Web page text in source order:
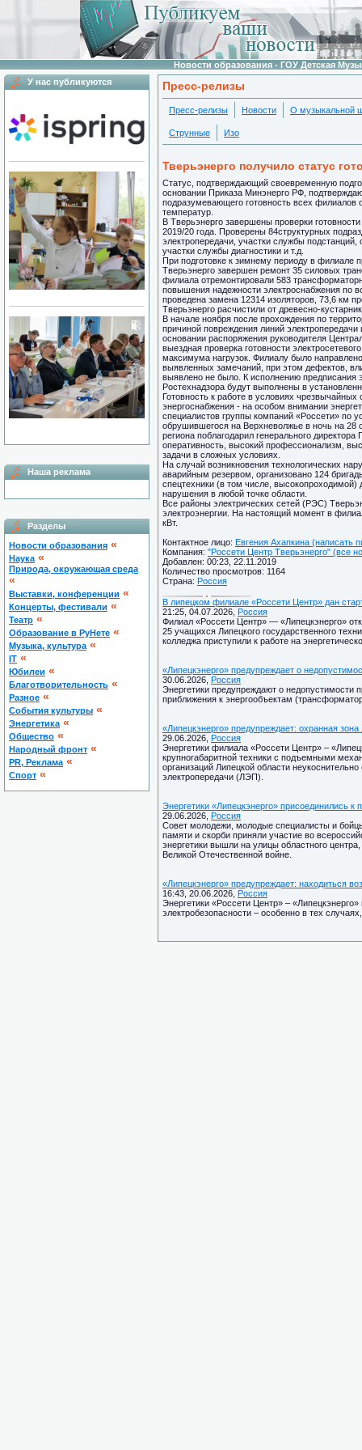
Новости образования - ГОУ Детская
У нас публикуются
Наша реклама
Разделы
Новости образования «
Наука «
Природа, окружающая среда
«
Выставки, конференции «
Концерты, фестивали «
Театр «
Образование в РуНете «
Музыка, культура «
IT «
Юбилеи «
Благотворительность «
Разное «
Cобытия культуры «
Энергетика «
Общество «
Народный фронт «
PR, Реклама «
Спорт «
Пресс-релизы
Пресс-релизы Новости О музыкальной
Струнные Изо
Тверьэнерго получило статус
Статус, подтверждающий своевременную
основании Приказа Минэнерго РФ,
подразумевающего готовность всех
температур.
В Тверьэнерго завершены проверки
2019/20 года. Проверены 84структурных
электропередачи, участки службы
участки службы диагностики и т.д.
При подготовке к зимнему периоду в филиале
Тверьэнерго завершен ремонт 35 силовых
филиала отремонтировали 583
повышения надежности электроснабжения по
проведена замена 12314 изоляторов, 73,6 км
Тверьэнерго расчистили от древесно-
В начале ноября после прохождения по
причиной повреждения линий
основании распоряжения руководителя
выездная проверка готовности
максимума нагрузок. Филиалу было
выявленных замечаний, при этом дефектов,
выявлено не было. К исполнению предписания
Ростехнадзора будут выполнены в
Готовность к работе в условиях
энергоснабжения - на особом внимании
специалистов группы компаний «Россети» по
обрушившегося на Верхневолжье в ночь на 28
региона поблагодарил генерального
оперативность, высокий профессионализм,
задачи в сложных условиях.
На случай возникновения технологических
аварийным резервом, организовано 124
спецтехники (в том числе, высокопроходимой)
нарушения в любой точке области.
Все районы электрических сетей (РЭС)
электроэнергии. На настоящий момент в
кВт.
Контактное лицо: Евгения Ахапкина (написать
Компания: "Россети Центр Тверьэнерго" (все
Добавлен: 00:23, 22.11.2019
Количество просмотров: 1164
Страна: Россия
В липецком филиале «Россети Центр» дан
21:25, 04.07.2026, Россия
Филиал «Россети Центр» — «Липецкэнерго»
25 учащихся Липецкого государственного
колледжа приступили к работе на
«Липецкэнерго» предупреждает о
30.06.2026, Россия
Энергетики предупреждают о недопустимости
приближения к энергообъектам
«Липецкэнерго» предупреждает: охранная
29.06.2026, Россия
Энергетики филиала «Россети Центр» –
крупногабаритной техники с подъемными
организаций Липецкой области
электропередачи (ЛЭП).
Энергетики «Липецкэнерго» присоединились к
29.06.2026, Россия
Совет молодежи, молодые специалисты и
памяти и скорби приняли участие во
энергетики вышли на улицы областного
Великой Отечественной войне.
«Липецкэнерго» предупреждает: находиться
16:43, 20.06.2026, Россия
Энергетики «Россети Центр» –
электробезопасности – особенно в тех